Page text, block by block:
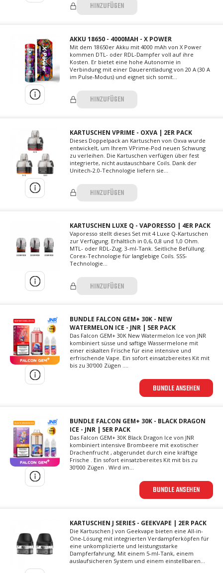
HINZUFÜGEN
AKKU 18650 - 4000MAH - X POWER
Mit dem 18650er Akku mit 4000 mAh von X Power
kommen DTL- oder RDL-Dampfer voll auf ihre
Kosten. Er bietet eine hohe Autonomie in
Verbindung mit einer Dauerentladung von 20 A (30 A
im Pulse-Modus) und eignet sich somit...
HINZUFÜGEN
KARTUSCHEN VPRIME - OXVA | 2ER PACK
Dieses Doppelpack an Kartuschen von Oxva wurde
entwickelt, um Ihrem VPrime-Pod neuen Schwung
zu verleihen. Die Kartuschen verfügen über fest
integrierte, nicht austauschbare Coils. Dank der
Unitech-2.0-Technologie liefern sie...
HINZUFÜGEN
KARTUSCHEN LUXE Q - VAPORESSO | 4ER PACK
Vaporesso stellt dieses Set mit 4 Luxe Q-Kartuschen
zur Verfügung. Erhältlich in 0,6, 0,8 und 1,0 Ohm.
MTL- oder RDL-Zug. 3-ml-Tank. Seitliche Befüllung.
Corex-Technologie für langlebige Coils. SSS-
Technologie...
HINZUFÜGEN
BUNDLE FALCON GEM+ 30K - NEW
WATERMELON ICE - JNR | 5ER PACK
Das Falcon GEM+ 30K New Watermelon Ice von JNR
kombiniert süsse und saftige Wassermelone mit
einer eiskalten Frische für eine intensive und
erfrischende Vape. Ein sofort einsatzbereites Kit mit
bis zu 30’000 Zügen ....
BUNDLE ANSEHEN
BUNDLE FALCON GEM+ 30K - BLACK DRAGON
ICE - JNR | 5ER PACK
Das Falcon GEM+ 30K Black Dragon Ice von JNR
kombiniert intensive Brombeere mit exotischer
Drachenfrucht , abgerundet durch eine kräftige
Frische . Ein sofort einsatzbereites Kit mit bis zu
30’000 Zügen . Wird im...
BUNDLE ANSEHEN
KARTUSCHEN J SERIES - GEEKVAPE | 2ER PACK
Die Kartuschen J von Geekvape bieten eine All-in-
One-Lösung mit integrierten Verdampferköpfen für
eine unkomplizierte und leistungsstarke
Dampferfahrung. Mit einem 5-ml-Tank, einem
auslaufsicheren System und einem einstellbaren...